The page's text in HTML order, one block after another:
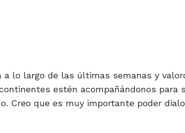
lo largo de las últimas semanas y
estén acompañándonos para
Creo que es muy importante poder